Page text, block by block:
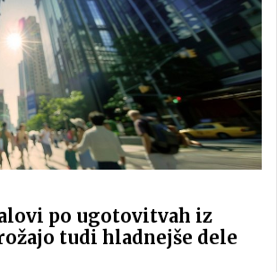
Petra, ki je pred enajstimi leti
za življenje med bloškimi
po ugotovitvah iz
tudi hladnejše dele